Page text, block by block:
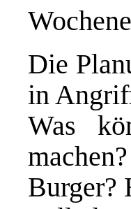
Die
in
Was
machen?
Burger?